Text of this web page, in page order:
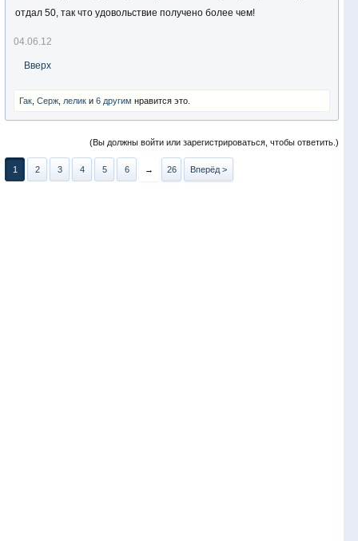
отдал 50, так что удовольствие получено более чем!
04.06.12
Вверх
Гак Серж лелик и 6 другим нравится это.
(Вы должны войти или зарегистрироваться, чтобы ответить.)
1 2 3 4 5 6 → 26 Вперёд >